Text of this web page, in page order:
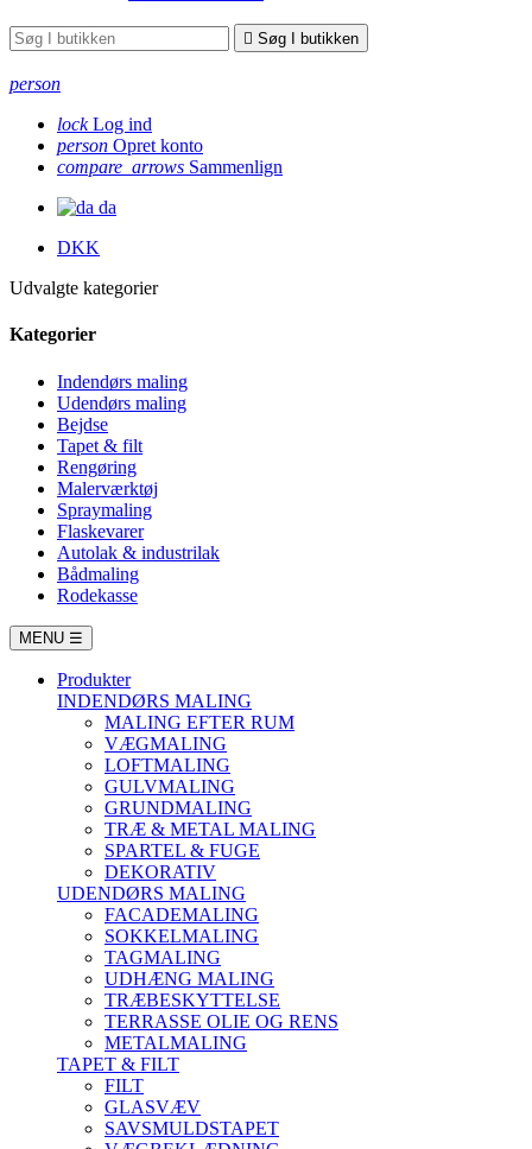
 Søg I butikken
person
lock Log ind
person Opret konto
compare_arrows Sammenlign
da
DKK
Udvalgte kategorier
Kategorier
Indendørs maling
Udendørs maling
Bejdse
Tapet & filt
Rengøring
Malerværktøj
Spraymaling
Flaskevarer
Autolak & industrilak
Bådmaling
Rodekasse
MENU ☰
Produkter
INDENDØRS MALING
MALING EFTER RUM
VÆGMALING
LOFTMALING
GULVMALING
GRUNDMALING
TRÆ & METAL MALING
SPARTEL & FUGE
DEKORATIV
UDENDØRS MALING
FACADEMALING
SOKKELMALING
TAGMALING
UDHÆNG MALING
TRÆBESKYTTELSE
TERRASSE OLIE OG RENS
METALMALING
TAPET & FILT
FILT
GLASVÆV
SAVSMULDSTAPET